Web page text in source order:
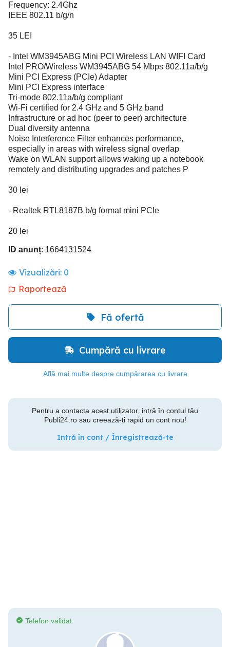
Frequency: 2.4Ghz
IEEE 802.11 b/g/n
35 LEI
- Intel WM3945ABG Mini PCI Wireless LAN WIFI Card
Intel PRO/Wireless WM3945ABG 54 Mbps 802.11a/b/g
Mini PCI Express (PCIe) Adapter
Mini PCI Express interface
Tri-mode 802.11a/b/g compliant
Wi-Fi certified for 2.4 GHz and 5 GHz band
Infrastructure or ad hoc (peer to peer) architecture
Dual diversity antenna
Noise Interference Filter enhances performance,
especially in areas with wireless signal overlap
Wake on WLAN support allows waking up a notebook
remotely and distributing upgrades and patches P
30 lei
- Realtek RTL8187B b/g format mini PCIe
20 lei
ID anunț: 1664131524
Vizualizări: 0
Raportează
Fă ofertă
Cumpără cu livrare
Află mai multe despre cumpărarea cu livrare
Pentru a contacta acest utilizator, intră în contul tău
Publi24.ro sau creează-ți rapid un cont nou!
Intră în cont / Înregistrează-te
Telefon validat